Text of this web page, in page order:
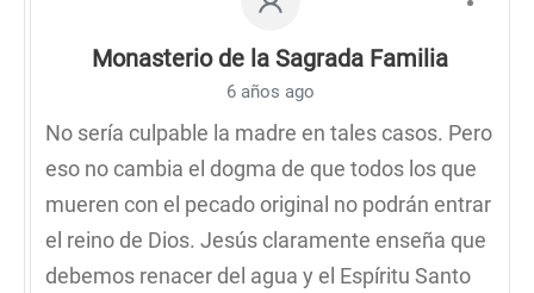
Monasterio de la Sagrada Familia
6 años ago
No sería culpable la madre en tales casos. Pero
eso no cambia el dogma de que todos los que
mueren con el pecado original no podrán entrar
el reino de Dios. Jesús claramente enseña que
debemos renacer del agua y el Espíritu Santo